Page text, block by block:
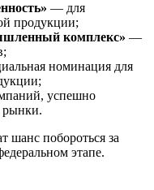
— для
продукции;
комплекс» —
номинация для
успешно
рынки.
шанс побороться за
этапе.